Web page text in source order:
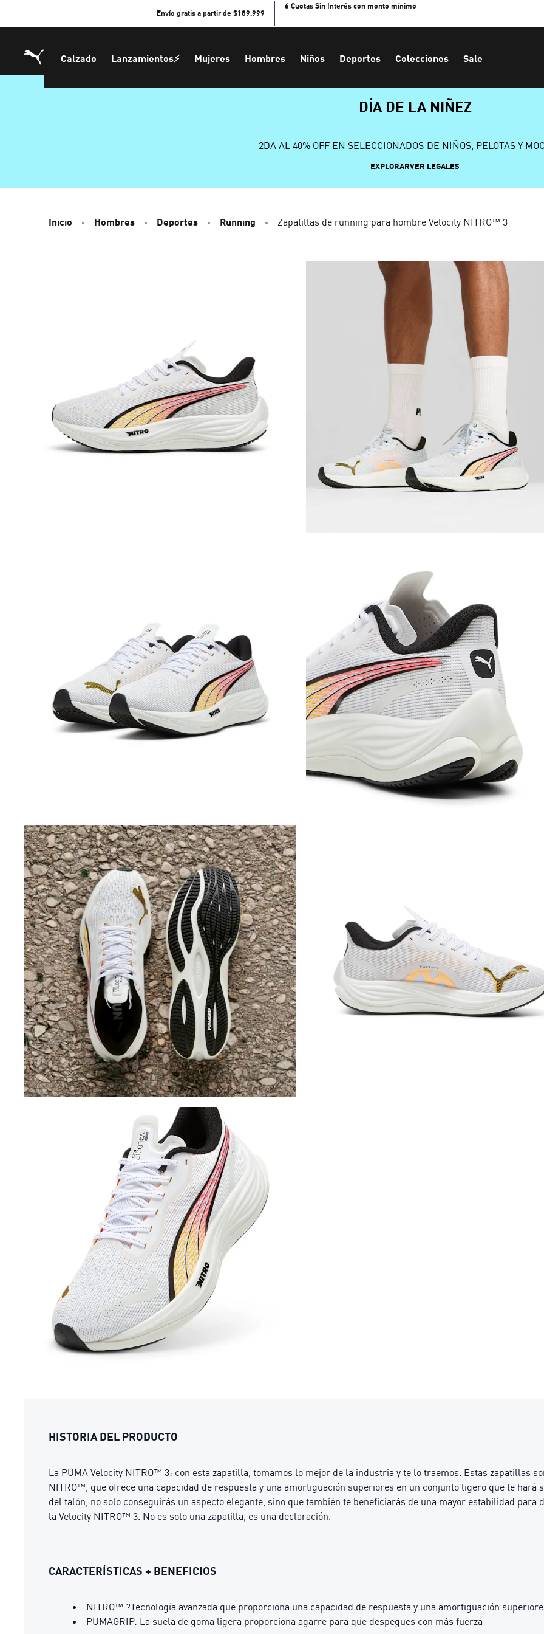
Envío gratis a partir de $189.999
6 Cuotas Sin Interés con monto mínimo
Calzado Lanzamientos⚡ Mujeres Hombres Niños Deportes Colecciones Sale
DÍA DE LA NIÑEZ
2DA AL 40% OFF EN SELECCIONADOS DE NIÑOS, PELOTAS Y
EXPLORARVER LEGALES
Inicio Hombres Deportes Running Zapatillas de running para hombre Velocity NITRO™ 3
HISTORIA DEL PRODUCTO
La PUMA Velocity NITRO™ 3: con esta zapatilla, tomamos lo mejor de la industria y te lo traemos. Estas zapatillas
NITRO™, que ofrece una capacidad de respuesta y una amortiguación superiores en un conjunto ligero que te
del talón, no solo conseguirás un aspecto elegante, sino que también te beneficiarás de una mayor estabilidad
la Velocity NITRO™ 3. No es solo una zapatilla, es una declaración.
CARACTERÍSTICAS + BENEFICIOS
NITRO™ ?Tecnología avanzada que proporciona una capacidad de respuesta y una amortiguación
PUMAGRIP: La suela de goma ligera proporciona agarre para que despegues con más fuerza